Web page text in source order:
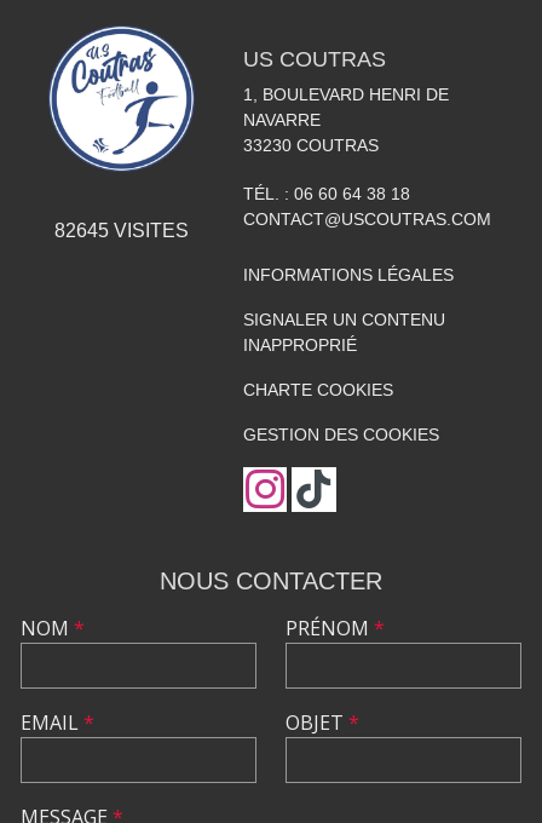
82645VISITES
US COUTRAS
1, BOULEVARD HENRI DE
NAVARRE
33230 COUTRAS
TÉL. : 06 60 64 38 18
CONTACT@USCOUTRAS.COM
INFORMATIONS LÉGALES
SIGNALER UN CONTENU
INAPPROPRIÉ
CHARTE COOKIES
GESTION DES COOKIES
NOUS CONTACTER
NOM *
EMAIL*
PRÉNOM *
OBJET *
MESSAGE *